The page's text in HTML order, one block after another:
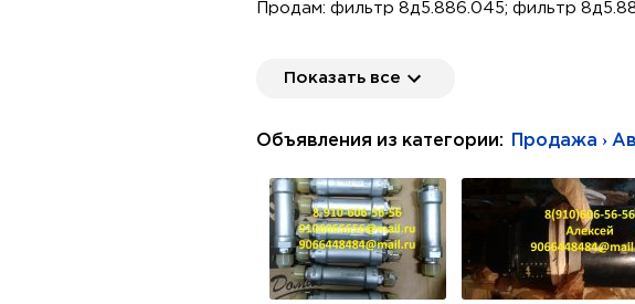
Продам: фильтр 8д5.886.045; фильтр
8д5-886-027; 8д5-886-057; 8д5-886-157;
Продам фильтры 8д5.886.059; 8д5886045;
Показать все
Объявления из категории: Продажа ›